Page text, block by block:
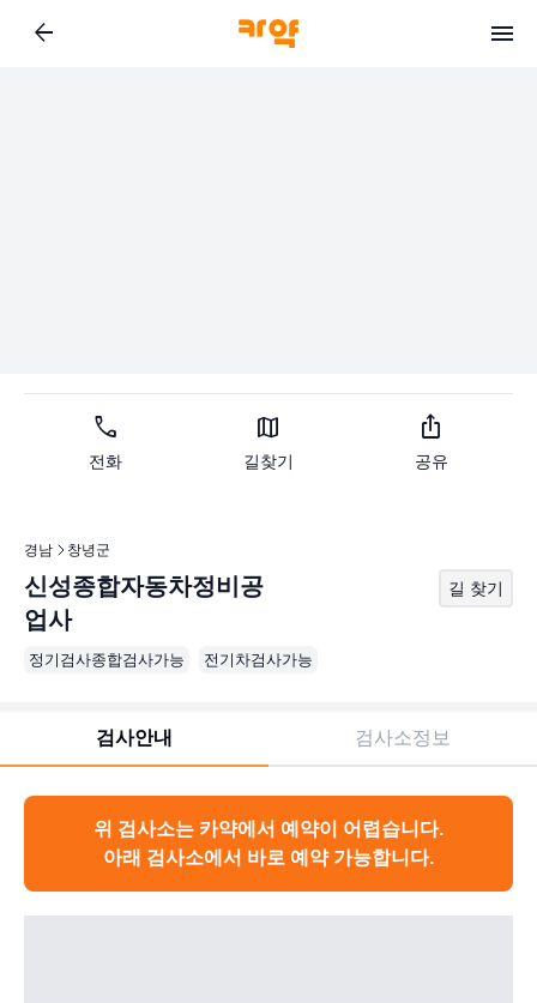
arrow_back
call
전화
map
길찾기
ios_share
공유
경남 창녕군
신성종합자동차정비공
업사
길 찾기
정기검사종합검사가능 전기차검사가능
검사안내 검사소정보
위 검사소는 카약에서 예약이 어렵습니다.
아래 검사소에서 바로 예약 가능합니다.